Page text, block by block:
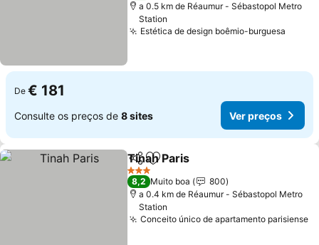
a 0.5 km de Réaumur - Sébastopol Metro
Station
Estética de design boêmio-burguesa
De € 181
Consulte os preços de 8 sites Ver preços
PartilharAdicionar aos favoritos
Tinah Paris
3 Estrelas
8,2 Muito boa
800
a 0.4 km de Réaumur - Sébastopol Metro
Station
Conceito único de apartamento parisiense